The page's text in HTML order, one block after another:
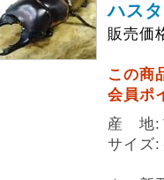
ハス
販売価
この商
会員ポ
産 地:
サイ